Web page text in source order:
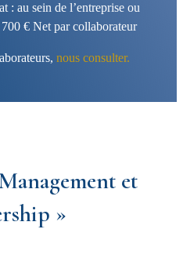
: au sein de l’entreprise ou
€ Net par collaborateur
nous consulter.
et
»